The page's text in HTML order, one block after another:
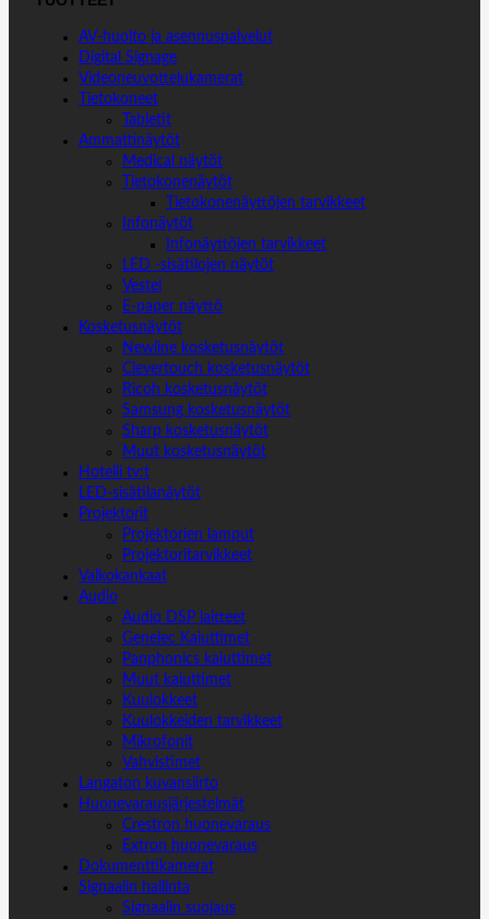
AV-huolto ja asennuspalvelut
Digital Signage
Videoneuvottelukamerat
Tietokoneet
Tabletit
Ammattinäytöt
Medical näytöt
Tietokonenäytöt
Tietokonenäyttöjen tarvikkeet
Infonäytöt
Infonäyttöjen tarvikkeet
LED -sisätilojen näytöt
Vestel
E-paper näyttö
Kosketusnäytöt
Newline kosketusnäytöt
Clevertouch kosketusnäytöt
Ricoh kosketusnäytöt
Samsung kosketusnäytöt
Sharp kosketusnäytöt
Muut kosketusnäytöt
Hotelli tv:t
LED-sisätilanäytöt
Projektorit
Projektorien lamput
Projektoritarvikkeet
Valkokankaat
Audio
Audio DSP laitteet
Genelec Kaiuttimet
Panphonics kaiuttimet
Muut kaiuttimet
Kuulokkeet
Kuulokkeiden tarvikkeet
Mikrofonit
Vahvistimet
Langaton kuvansiirto
Huonevarausjärjestelmät
Crestron huonevaraus
Extron huonevaraus
Dokumenttikamerat
Signaalin hallinta
Signaalin suojaus